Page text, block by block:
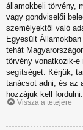
államokbeli törvény,
vagy gondviselői
személyektől való
Egyesült
tehát
törvény vonatkozik-e
segítséget. Kérjük,
tanácsot adni, és az
hozzájuk kell fordulni.
Vissza a tetejére